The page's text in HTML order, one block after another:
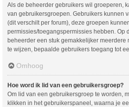
Als de beheerder gebruikers wil groeperen,
van gebruikersgroepen. Gebruikers kunnen
(dit verschilt per forum), deze groepen
permissies/toegangspermissies hebben. Op
beheerder een stuk gemakkelijker meerdere
te wijzen, bepaalde gebruikers toegang tot
Omhoog
Hoe word ik lid van een gebruikersgroep?
Om lid van een gebruikersgroep te worden,
klikken in het gebruikerspaneel, waarna je